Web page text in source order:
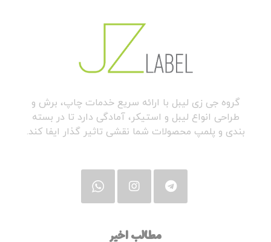
گروه جی زی لیبل با ارائه سریع خدمات چاپ، برش و
طراحی انواع لیبل و استیکر، آمادگی دارد تا در بسته
بندی و پلمپ محصولات شما نقشی تاثیر گذار ایفا کند.
مطالب اخیر